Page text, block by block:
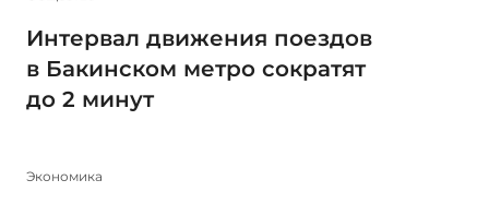
Интервал движения поездов
в Бакинском метро сократят
до 2 минут
Экономика